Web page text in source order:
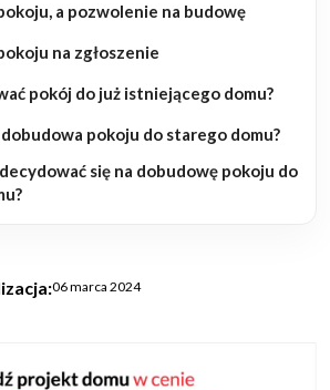
a pozwolenie na budowę
na zgłoszenie
pokój do już istniejącego domu?
pokoju do starego domu?
się na dobudowę pokoju do
06 marca 2024